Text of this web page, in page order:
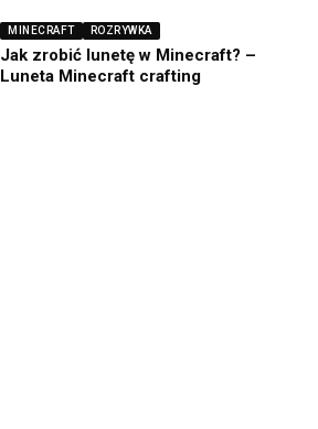
MINECRAFT ROZRYWKA
Jak zrobić lunetę w Minecraft? –
Luneta Minecraft crafting